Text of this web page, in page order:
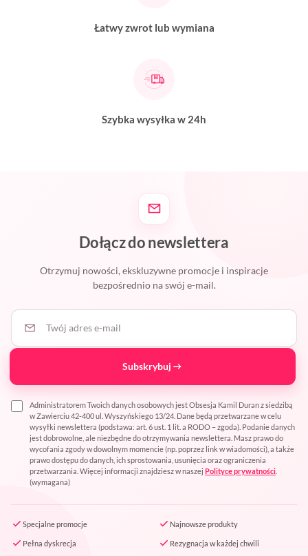
Łatwy zwrot lub wymiana
Szybka wysyłka w 24h
Dołącz do newslettera
Otrzymuj nowości, ekskluzywne promocje i inspiracje
bezpośrednio na swój e-mail.
Twój adres e-mail
Subskrybuj
Administratorem Twoich danych osobowych jest Obsesja Kamil Duran z siedzibą
w Zawierciu 42-400 ul. Wyszyńskiego 13/24. Dane będą przetwarzane w celu
wysyłki newslettera (podstawa: art. 6 ust. 1 lit. a RODO – zgoda). Podanie danych
jest dobrowolne, ale niezbędne do otrzymywania newslettera. Masz prawo do
wycofania zgody w dowolnym momencie (np. poprzez link w wiadomości), a także
prawo dostępu do danych, ich sprostowania, usunięcia oraz ograniczenia
przetwarzania. Więcej informacji znajdziesz w naszej Polityce prywatności
(wymagana)
Specjalne promocje Najnowsze produkty
Pełna dyskrecja Rezygnacja w każdej chwili